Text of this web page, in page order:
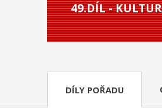
49.DÍL -
DÍLY POŘADU